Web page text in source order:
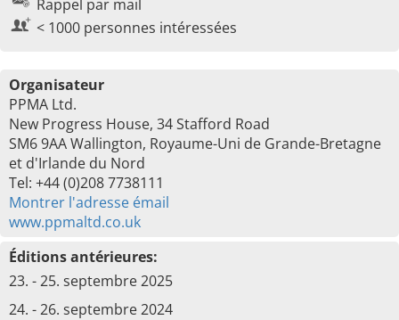
Rappel par mail
< 1000 personnes intéressées
Organisateur
PPMA Ltd.
New Progress House, 34 Stafford Road
SM6 9AA Wallington, Royaume-Uni de Grande-Bretagne
et d'Irlande du Nord
Tel: +44 (0)208 7738111
Montrer l'adresse émail
www.ppmaltd.co.uk
Éditions antérieures:
23. - 25. septembre 2025
24. - 26. septembre 2024